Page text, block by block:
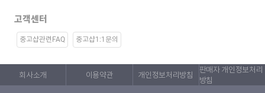
고객센터
중고샵관련FAQ 중고샵1:1문의
회사소개 이용약관 개인정보처리방침
판매자 개인정보처리
방침